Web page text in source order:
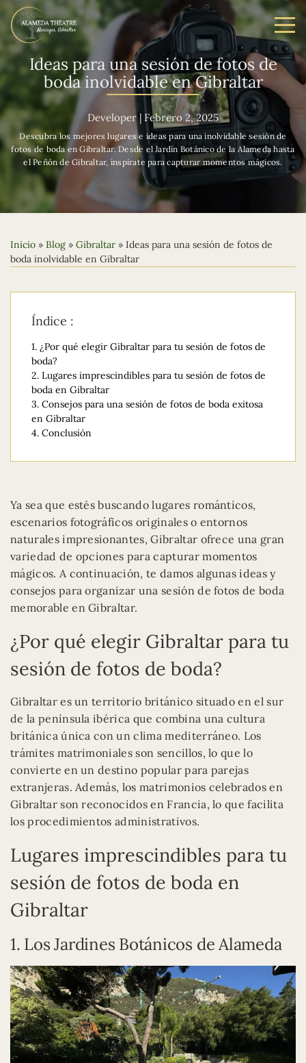
Ideas para una sesión de fotos de
boda inolvidable en Gibraltar
Developer | Febrero 2, 2025
Descubra los mejores lugares e ideas para una inolvidable sesión de
fotos de boda en Gibraltar. Desde el Jardín Botánico de la Alameda hasta
el Peñón de Gibraltar, inspírate para capturar momentos mágicos.
Inicio » Blog » Gibraltar » Ideas para una sesión de fotos de
boda inolvidable en Gibraltar
Índice :
1. ¿Por qué elegir Gibraltar para tu sesión de fotos de
boda?
2. Lugares imprescindibles para tu sesión de fotos de
boda en Gibraltar
3. Consejos para una sesión de fotos de boda exitosa
en Gibraltar
4. Conclusión
Ya sea que estés buscando lugares románticos,
escenarios fotográficos originales o entornos
naturales impresionantes, Gibraltar ofrece una gran
variedad de opciones para capturar momentos
mágicos. A continuación, te damos algunas ideas y
consejos para organizar una sesión de fotos de boda
memorable en Gibraltar.
¿Por qué elegir Gibraltar para tu
sesión de fotos de boda?
Gibraltar es un territorio británico situado en el sur
de la península ibérica que combina una cultura
británica única con un clima mediterráneo. Los
trámites matrimoniales son sencillos, lo que lo
convierte en un destino popular para parejas
extranjeras. Además, los matrimonios celebrados en
Gibraltar son reconocidos en Francia, lo que facilita
los procedimientos administrativos.
Lugares imprescindibles para tu
sesión de fotos de boda en
Gibraltar
1. Los Jardines Botánicos de Alameda